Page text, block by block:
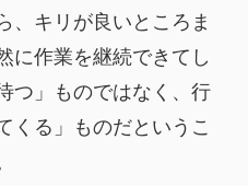
、キリが良いところま
に作業を継続できてし
つ」ものではなく、行
くる」ものだというこ